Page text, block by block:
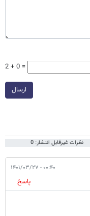
2 + 0 =
ارسال
نظرات غیرقابل انتشار: 0
۰۰:۴۰ - ۱۴۰۱/۰۳/۲۷
پاسخ